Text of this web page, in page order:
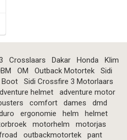
Crosslaars Dakar Honda
Klim
OM Outback Motortek
Sidi
Boot
Sidi Crossfire 3 Motorlaars
helmet
adventure motor
comfort dames
dmd
ergonomie helm
helmet
motorhelm
motorjas
outbackmotortek
pant